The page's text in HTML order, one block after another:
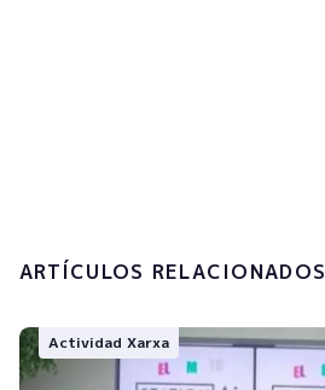
ARTÍCULOS RELACIONADOS
Actividad Xarxa